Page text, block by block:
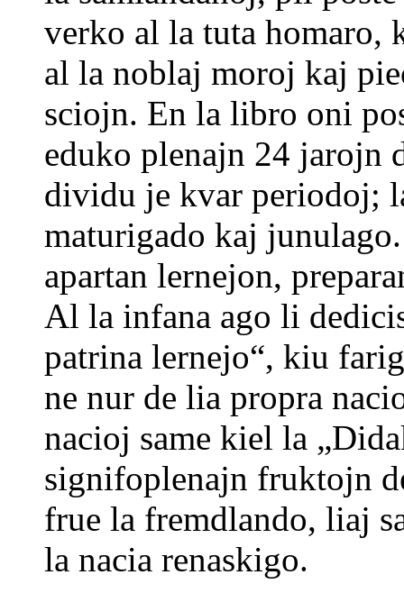
verko al la tuta homaro,
al la noblaj moroj kaj
sciojn. En la libro oni
eduko plenajn 24 jarojn
dividu je kvar periodoj;
maturigado kaj
apartan lernejon,
Al la infana ago li
patrina lernejo“, kiu
ne nur de lia propra
nacioj same kiel la
signifoplenajn fruktojn
frue la fremdlando, liaj
la nacia renaskigo.